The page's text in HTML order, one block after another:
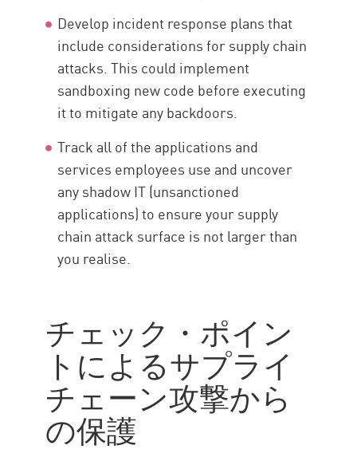
Develop incident response plans that
include considerations for supply chain
attacks. This could implement
sandboxing new code before executing
it to mitigate any backdoors.
Track all of the applications and
services employees use and uncover
any shadow IT (unsanctioned
applications) to ensure your supply
chain attack surface is not larger than
you realise.
チェック・ポイン
トによるサプライ
チェーン攻撃から
の保護